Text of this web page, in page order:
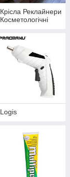
Крісла Реклайнери
Косметологічні
Logis